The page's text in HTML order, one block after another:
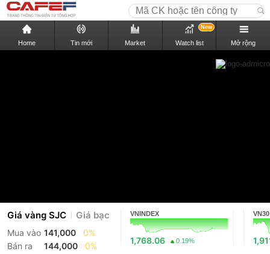
Home Tin mới Market Watch list
New
Mở rộng
Giá vàng SJC Giá bạc
Mua vào 141,000
0%
Bán ra
144,000 0%
VNINDEX
1,768.06 0.19%
VN30